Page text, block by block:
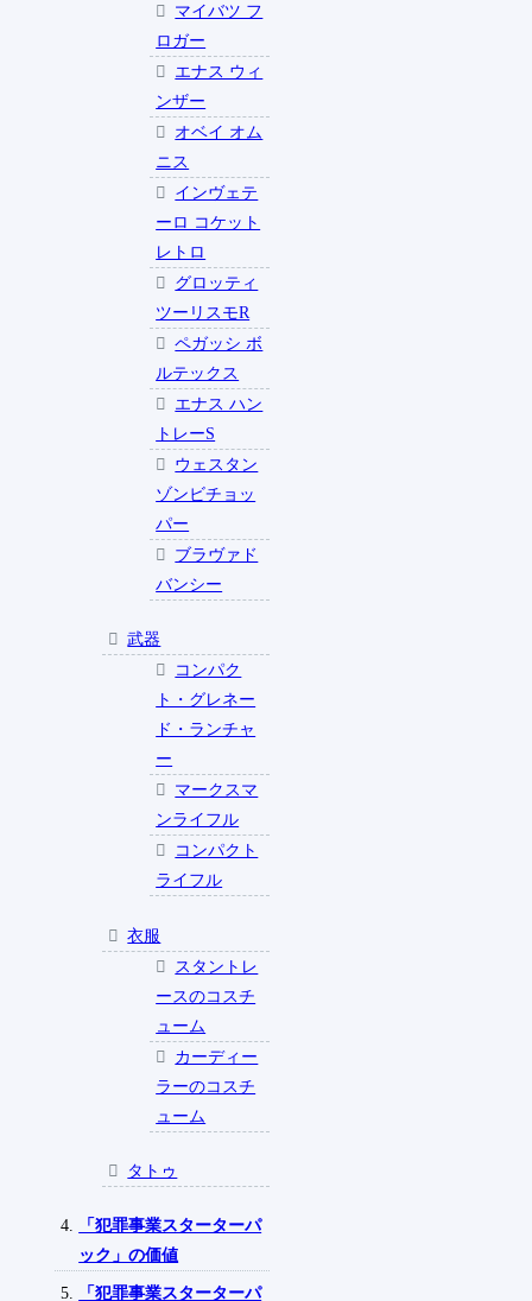
マイバツ フ
ロガー
エナス ウィ
ンザー
オベイ オム
ニス
インヴェテ
ーロ コケット
レトロ
グロッティ
ツーリスモR
ペガッシ ボ
ルテックス
エナス ハン
トレーS
ウェスタン
ゾンビチョッ
パー
ブラヴァド
バンシー
武器
コンパク
ト・グレネー
ド・ランチャ
ー
マークスマ
ンライフル
コンパクト
ライフル
衣服
スタントレ
ースのコスチ
ューム
カーディー
ラーのコスチ
ューム
タトゥ
「犯罪事業スターターパ
ック」の価値
「犯罪事業スターターパ